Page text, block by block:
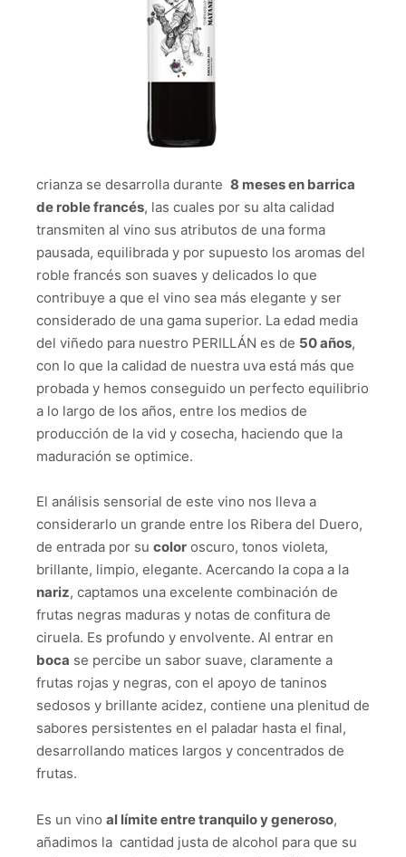
crianza se desarrolla durante 8 meses en barrica
de roble francés, las cuales por su alta calidad
transmiten al vino sus atributos de una forma
pausada, equilibrada y por supuesto los aromas del
roble francés son suaves y delicados lo que
contribuye a que el vino sea más elegante y ser
considerado de una gama superior. La edad media
del viñedo para nuestro PERILLÁN es de 50 años,
con lo que la calidad de nuestra uva está más que
probada y hemos conseguido un perfecto equilibrio
a lo largo de los años, entre los medios de
producción de la vid y cosecha, haciendo que la
maduración se optimice.
El análisis sensorial de este vino nos lleva a
considerarlo un grande entre los Ribera del Duero,
de entrada por su color oscuro, tonos violeta,
brillante, limpio, elegante. Acercando la copa a la
nariz, captamos una excelente combinación de
frutas negras maduras y notas de confitura de
ciruela. Es profundo y envolvente. Al entrar en
boca se percibe un sabor suave, claramente a
frutas rojas y negras, con el apoyo de taninos
sedosos y brillante acidez, contiene una plenitud de
sabores persistentes en el paladar hasta el final,
desarrollando matices largos y concentrados de
frutas.
Es un vino al límite entre tranquilo y generoso,
añadimos la cantidad justa de alcohol para que su